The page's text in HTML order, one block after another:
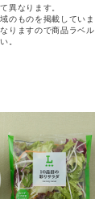
異なります。
のものを掲載していま
りますので商品ラベル
。